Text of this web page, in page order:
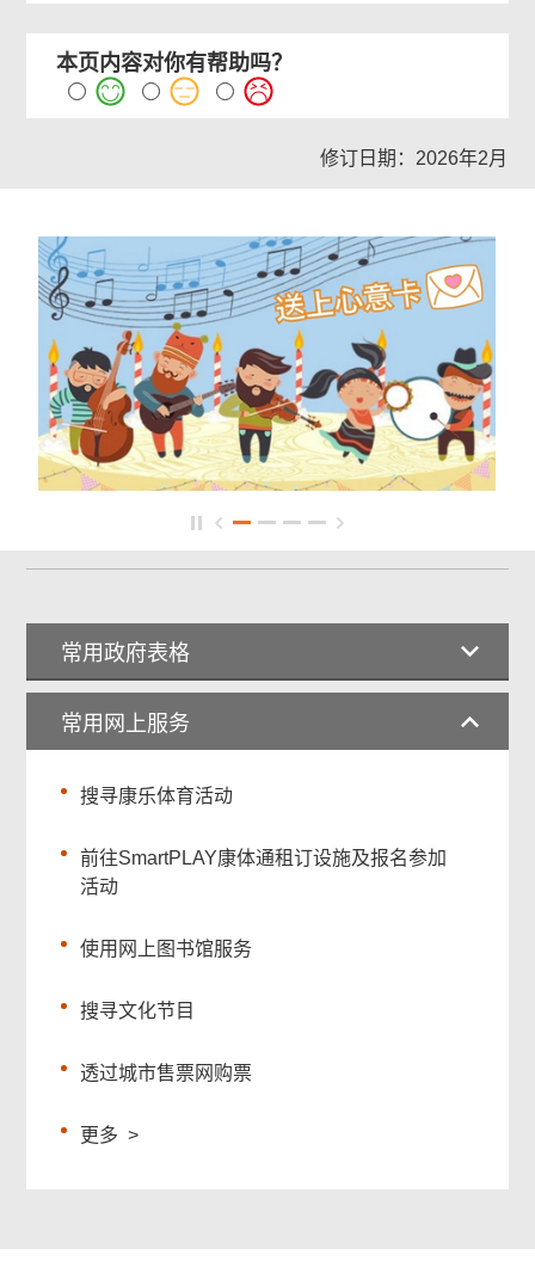
本页内容对你有帮助吗？
修订日期：2026年2月
常用政府表格
常用网上服务
搜寻康乐体育活动
前往SmartPLAY康体通租订设施及报名参加
活动
使用网上图书馆服务
搜寻文化节目
透过城市售票网购票
更多 >